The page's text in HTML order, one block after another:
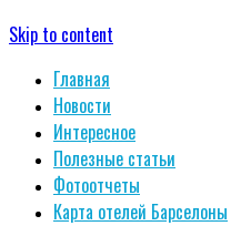
Skip to content
Главная
Новости
Интересное
Полезные статьи
Фотоотчеты
Карта отелей Барселоны